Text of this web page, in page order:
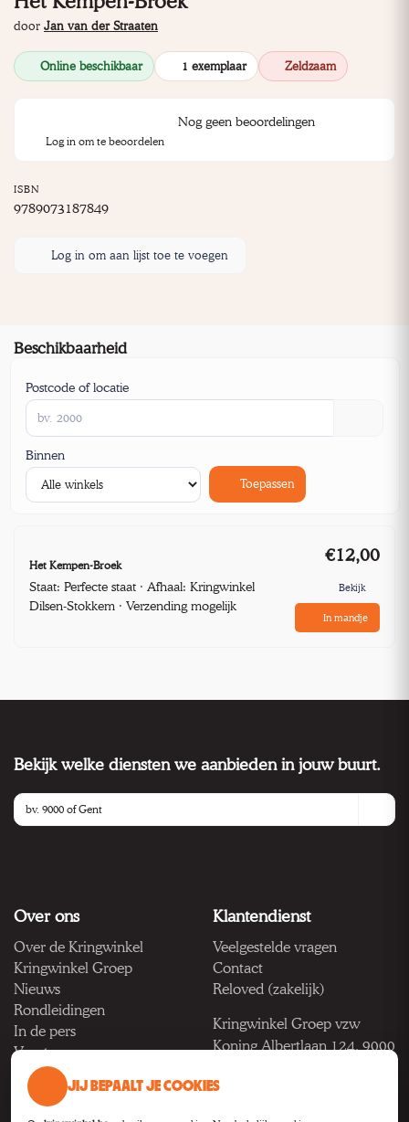
door Jan van der Straaten
Online beschikbaar 1 exemplaar Zeldzaam
Nog geen beoordelingen
Log in om te beoordelen
ISBN
9789073187849
Log in om aan lijst toe te voegen
Beschikbaarheid
Postcode of locatie
Binnen
Toepassen
Het Kempen-Broek
Staat: Perfecte staat · Afhaal: Kringwinkel
Dilsen-Stokkem · Verzending mogelijk
€12,00
Bekijk
In mandje
Bekijk welke diensten we aanbieden in jouw buurt.
Over ons
Over de Kringwinkel
Kringwinkel Groep
Nieuws
Rondleidingen
In de pers
Vacatures
Klantendienst
Veelgestelde vragen
Contact
Reloved (zakelijk)
Kringwinkel Groep vzw
Koning Albertlaan 124, 9000
BTW BE 1033.922.208
JIJ BEPAALT JE COOKIES